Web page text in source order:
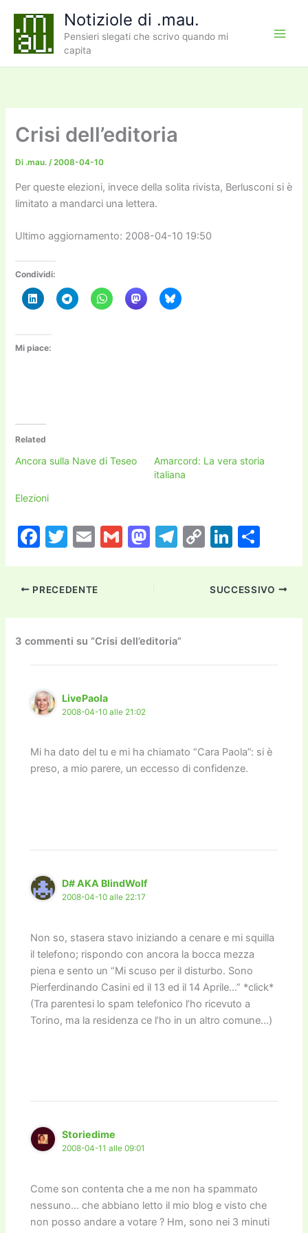
contenuto
Notiziole di .mau.
Pensieri slegati che scrivo quando mi
capita
Crisi dell’editoria
Di .mau./2008-04-10
Per queste elezioni, invece della solita rivista, Berlusconi si è
limitato a mandarci una lettera.
Ultimo aggiornamento: 2008-04-10 19:50
Condividi:
Mi piace:
Related
Ancora sulla Nave di Teseo
Amarcord: La vera storia
italiana
Elezioni
F
c
e
b
o
o
k
T
itt
er
E
ai
l
G
M
d
o
n
T
a
m
C
p
y
Li
k
Li
k
e
dI
n
di
vi
PRECEDENTE SUCCESSIVO
3 commenti su “Crisi dell’editoria”
LivePaola
2008-04-10 alle 21:02
Mi ha dato del tu e mi ha chiamato “Cara Paola”: si è
preso, a mio parere, un eccesso di confidenze.
D# AKA BlindWolf
2008-04-10 alle 22:17
Non so, stasera stavo iniziando a cenare e mi squilla
il telefono; rispondo con ancora la bocca mezza
piena e sento un “Mi scuso per il disturbo. Sono
Pierferdinando Casini ed il 13 ed il 14 Aprile…” *click*
(Tra parentesi lo spam telefonico l’ho ricevuto a
Torino, ma la residenza ce l’ho in un altro comune…)
Storiedime
2008-04-11 alle 09:01
Come son contenta che a me non ha spammato
nessuno… che abbiano letto il mio blog e visto che
non posso andare a votare ? Hm, sono nei 3 minuti